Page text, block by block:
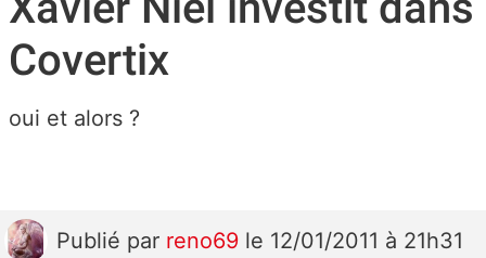
Covertix
oui et alors ?
Publié par reno69 le 12/01/2011 à 21h31